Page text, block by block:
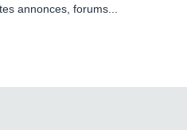
annonces, forums...